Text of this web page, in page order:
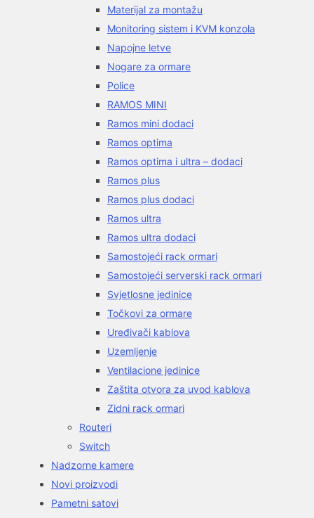
Materijal za montažu
Monitoring sistem i KVM konzola
Napojne letve
Nogare za ormare
Police
RAMOS MINI
Ramos mini dodaci
Ramos optima
Ramos optima i ultra – dodaci
Ramos plus
Ramos plus dodaci
Ramos ultra
Ramos ultra dodaci
Samostojeći rack ormari
Samostojeći serverski rack ormari
Svjetlosne jedinice
Točkovi za ormare
Uređivači kablova
Uzemljenje
Ventilacione jedinice
Zaštita otvora za uvod kablova
Zidni rack ormari
Routeri
Switch
Nadzorne kamere
Novi proizvodi
Pametni satovi